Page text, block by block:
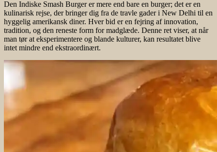
Den Indiske Smash Burger er mere end bare en burger; det er en
kulinarisk rejse, der bringer dig fra de travle gader i New Delhi til en
hyggelig amerikansk diner. Hver bid er en fejring af innovation,
tradition, og den reneste form for madglæde. Denne ret viser, at når
man tør at eksperimentere og blande kulturer, kan resultatet blive
intet mindre end ekstraordinært.